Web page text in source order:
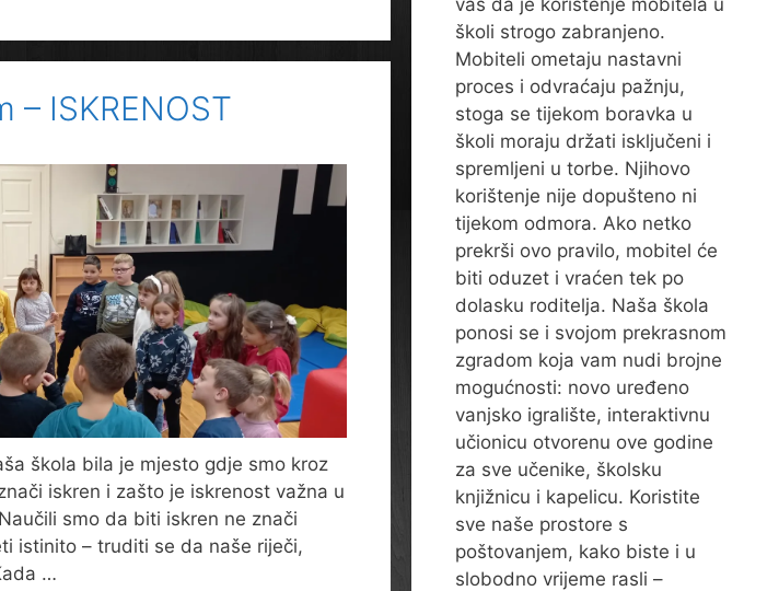
– ISKRENOST
škola bila je mjesto gdje smo kroz
iskren i zašto je iskrenost važna u
smo da biti iskren ne znači
istinito – truditi se da naše riječi,
…
vas da je korištenje mobitela u
školi strogo zabranjeno.
Mobiteli ometaju nastavni
proces i odvraćaju pažnju,
stoga se tijekom boravka u
školi moraju držati isključeni i
spremljeni u torbe. Njihovo
korištenje nije dopušteno ni
tijekom odmora. Ako netko
prekrši ovo pravilo, mobitel će
biti oduzet i vraćen tek po
dolasku roditelja. Naša škola
ponosi se i svojom prekrasnom
zgradom koja vam nudi brojne
mogućnosti: novo uređeno
vanjsko igralište, interaktivnu
učionicu otvorenu ove godine
za sve učenike, školsku
knjižnicu i kapelicu. Koristite
sve naše prostore s
poštovanjem, kako biste i u
slobodno vrijeme rasli –